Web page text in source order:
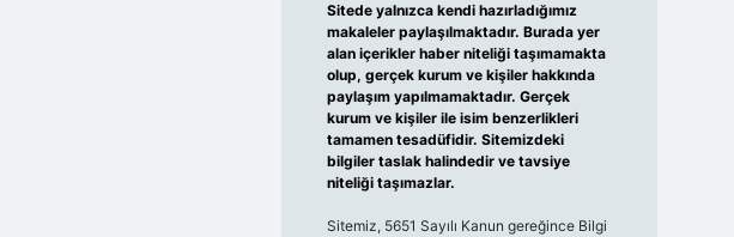
Sitede yalnızca kendi hazırladığımız
makaleler paylaşılmaktadır. Burada yer
alan içerikler haber niteliği taşımamakta
olup, gerçek kurum ve kişiler hakkında
paylaşım yapılmamaktadır. Gerçek
kurum ve kişiler ile isim benzerlikleri
tamamen tesadüfidir. Sitemizdeki
bilgiler taslak halindedir ve tavsiye
niteliği taşımazlar.
Sitemiz, 5651 Sayılı Kanun gereğince Bilgi